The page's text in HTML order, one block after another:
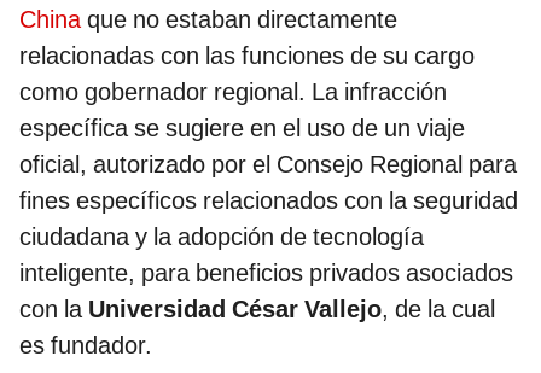
Chinaque no estaban directamente
relacionadas con las funciones de su cargo
como gobernador regional. La infracción
específica se sugiere en el uso de un viaje
oficial, autorizado por el Consejo Regional para
fines específicos relacionados con la seguridad
ciudadana y la adopción de tecnología
inteligente, para beneficios privados asociados
con laUniversidad César Vallejo, de la cual
es fundador.